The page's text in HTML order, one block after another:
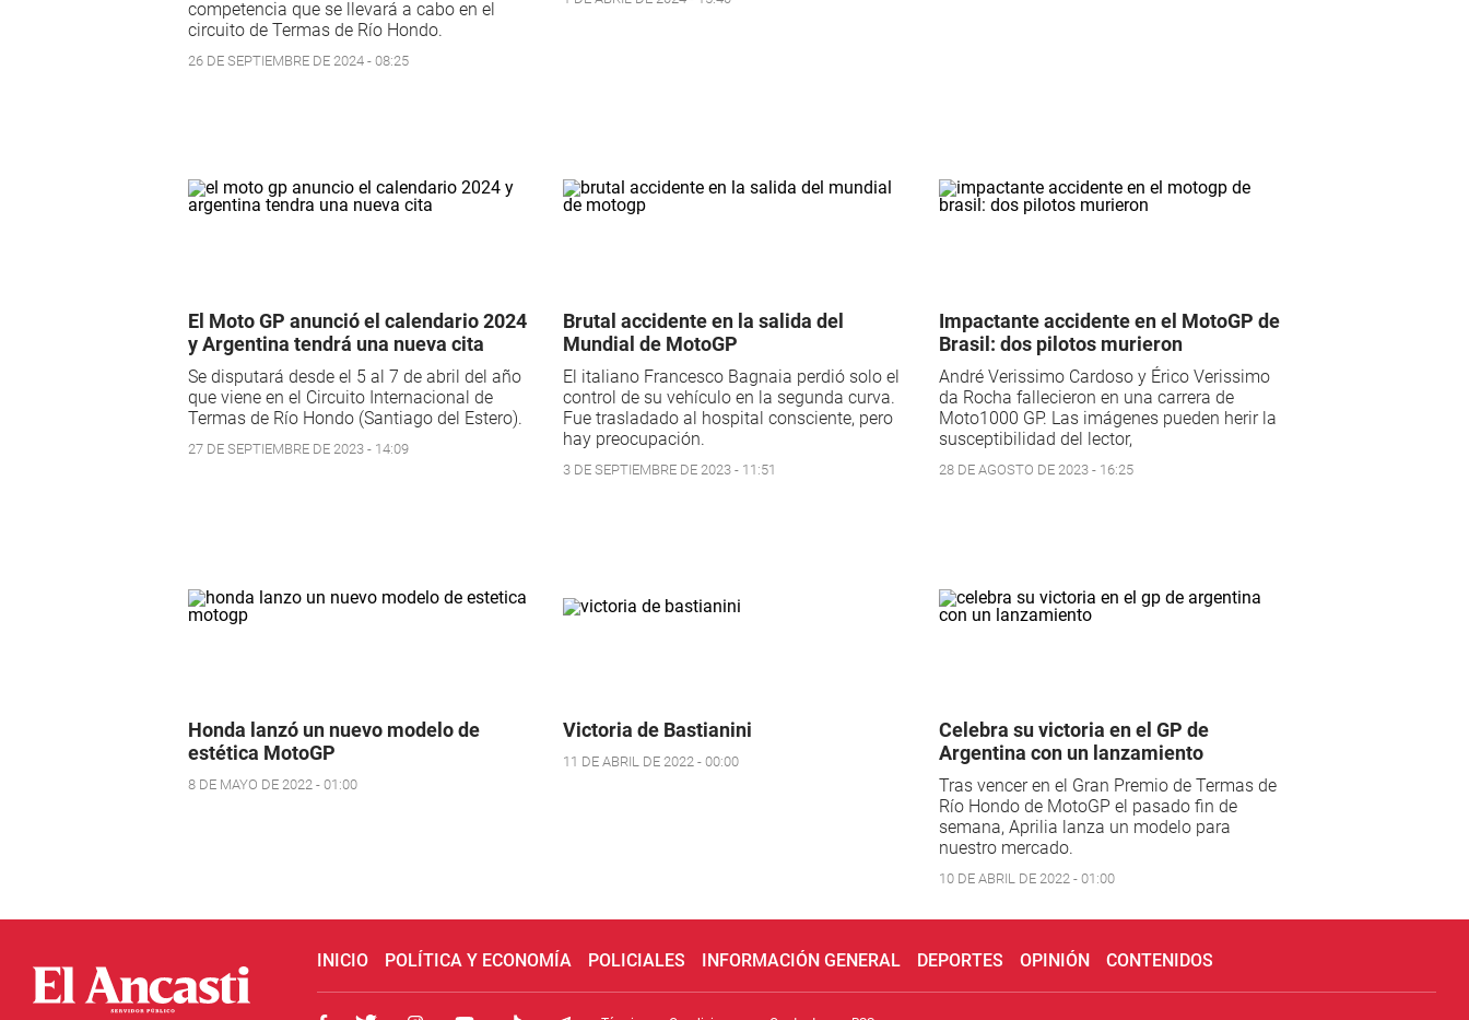
competencia que se llevará a cabo en el
circuito de Termas de Río Hondo.
26 DE SEPTIEMBRE DE 2024 - 08:25
El Moto GP anunció el calendario 2024
y Argentina tendrá una nueva cita
Se disputará desde el 5 al 7 de abril del año
que viene en el Circuito Internacional de
Termas de Río Hondo (Santiago del Estero).
27 DE SEPTIEMBRE DE 2023 - 14:09
Brutal accidente en la salida del
Mundial de MotoGP
El italiano Francesco Bagnaia perdió solo el
control de su vehículo en la segunda curva.
Fue trasladado al hospital consciente, pero
hay preocupación.
3 DE SEPTIEMBRE DE 2023 - 11:51
Impactante accidente en el MotoGP de
Brasil: dos pilotos murieron
André Verissimo Cardoso y Érico Verissimo
da Rocha fallecieron en una carrera de
Moto1000 GP. Las imágenes pueden herir la
susceptibilidad del lector,
28 DE AGOSTO DE 2023 - 16:25
Honda lanzó un nuevo modelo de
estética MotoGP
8 DE MAYO DE 2022 - 01:00
Victoria de Bastianini
11 DE ABRIL DE 2022 - 00:00
Celebra su victoria en el GP de
Argentina con un lanzamiento
Tras vencer en el Gran Premio de Termas de
Río Hondo de MotoGP el pasado fin de
semana, Aprilia lanza un modelo para
nuestro mercado.
10 DE ABRIL DE 2022 - 01:00
INICIO POLÍTICA Y ECONOMÍA POLICIALES INFORMACIÓN GENERAL DEPORTES OPINIÓN CONTENIDOS